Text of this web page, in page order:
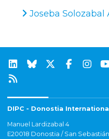
Joseba Solozabal
DIPC - Donostia
Manuel Lardizabal 4
E20018 Donostia / San